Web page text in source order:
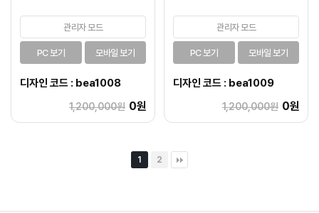
관리자 모드
PC 보기 모바일 보기
디자인 코드 : bea1008
1,200,000원 0원
관리자 모드
PC 보기 모바일 보기
디자인 코드 : bea1009
1,200,000원 0원
1 2